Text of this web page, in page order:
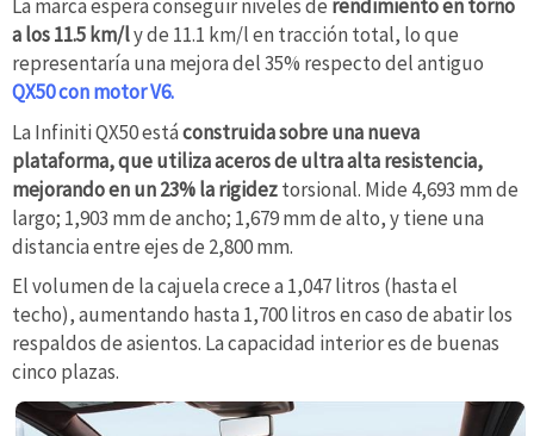
La marca espera conseguir niveles de rendimiento en torno
a los 11.5 km/ly de 11.1 km/l en tracción total, lo que
representaría una mejora del 35% respecto del antiguo
QX50 con motor V6.
La Infiniti QX50 estáconstruida sobre una nueva
plataforma, que utiliza aceros de ultra alta resistencia,
mejorando en un 23% la rigideztorsional. Mide 4,693 mm de
largo; 1,903 mm de ancho; 1,679 mm de alto, y tiene una
distancia entre ejes de 2,800 mm.
El volumen de la cajuela crece a 1,047 litros (hasta el
techo), aumentando hasta 1,700 litros en caso de abatir los
respaldos de asientos. La capacidad interior es de buenas
cinco plazas.